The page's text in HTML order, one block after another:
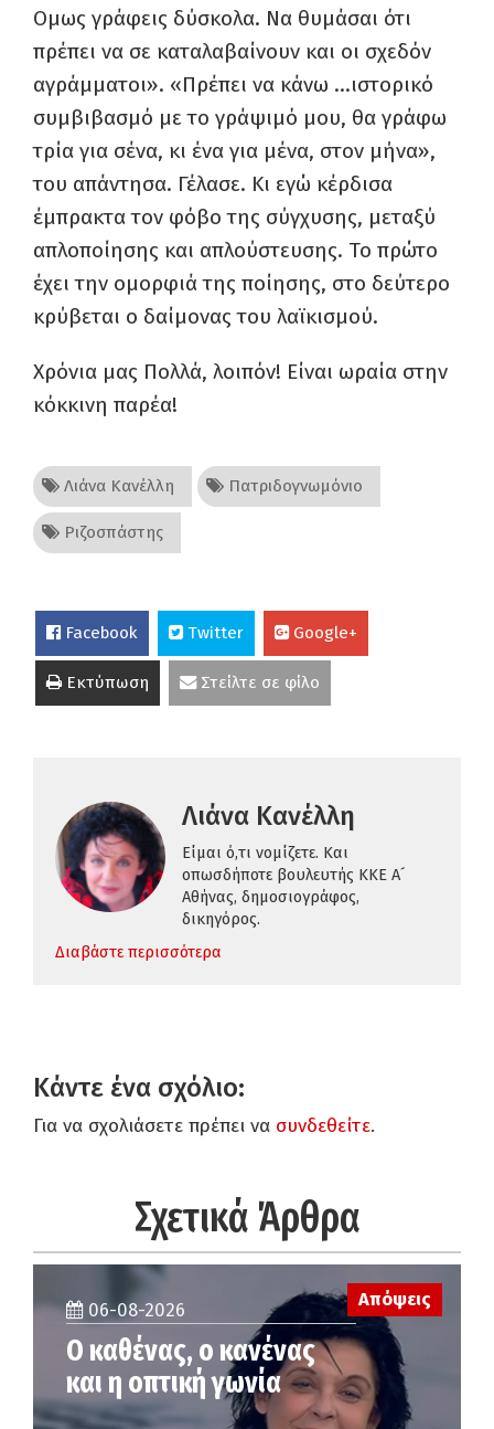
Ομως γράφεις δύσκολα. Να θυμάσαι ότι
πρέπει να σε καταλαβαίνουν και οι σχεδόν
αγράμματοι». «Πρέπει να κάνω …ιστορικό
συμβιβασμό με το γράψιμό μου, θα γράφω
τρία για σένα, κι ένα για μένα, στον μήνα»,
του απάντησα. Γέλασε. Κι εγώ κέρδισα
έμπρακτα τον φόβο της σύγχυσης, μεταξύ
απλοποίησης και απλούστευσης. Το πρώτο
έχει την ομορφιά της ποίησης, στο δεύτερο
κρύβεται ο δαίμονας του λαϊκισμού.
Χρόνια μας Πολλά, λοιπόν! Είναι ωραία στην
κόκκινη παρέα!
Λιάνα Κανέλλη Πατριδογνωμόνιο
Ριζοσπάστης
Facebook Twitter Google+
Εκτύπωση Στείλτε σε φίλο
Λιάνα Κανέλλη
Είμαι ό,τι νομίζετε. Και
οπωσδήποτε βουλευτής ΚΚΕ Α´
Αθήνας, δημοσιογράφος,
δικηγόρος.
Διαβάστε περισσότερα
Κάντε ένα σχόλιο:
Για να σχολιάσετε πρέπει να συνδεθείτε.
Σχετικά Άρθρα
Απόψεις
06-08-2026
Ο καθένας, ο κανένας
και η οπτική γωνία